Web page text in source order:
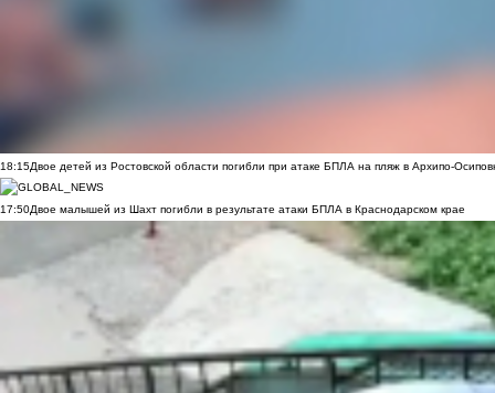
18:15Двое детей из Ростовской области погибли при атаке БПЛА на пляж в Архипо-
17:50Двое малышей из Шахт погибли в результате атаки БПЛА в Краснодарском крае